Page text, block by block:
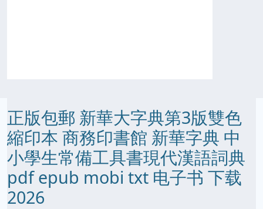
正版包郵 新華大字典第3版雙色
縮印本 商務印書館 新華字典 中
小學生常備工具書現代漢語詞典
pdf epub mobi txt 电子书 下载
2026